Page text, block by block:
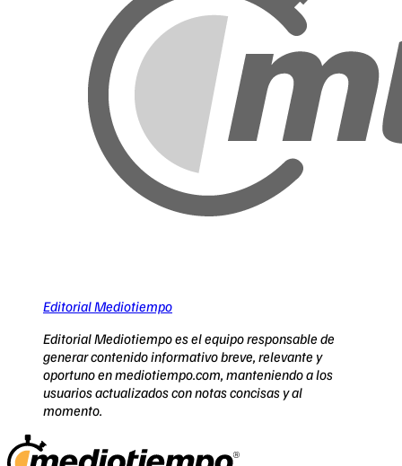
Editorial Mediotiempo
Editorial Mediotiempo es el equipo responsable de
generar contenido informativo breve, relevante y
oportuno en mediotiempo.com, manteniendo a los
usuarios actualizados con notas concisas y al
momento.